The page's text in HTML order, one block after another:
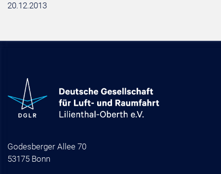
20.12.2013
Godesberger Allee 70
53175 Bonn